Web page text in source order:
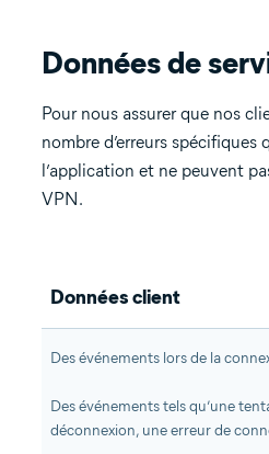
Données de
Pour nous assurer que nos
nombre d’erreurs
l’application et ne peuvent
VPN.
Données client
Des événements lors de la
Des événements tels qu’une
déconnexion, une erreur de